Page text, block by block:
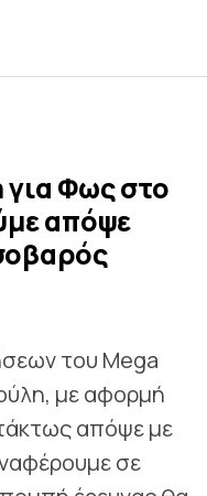
για Φως στο
απόψε
του Mega
με αφορμή
απόψε με
σε